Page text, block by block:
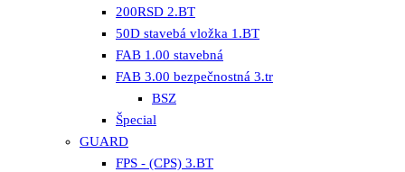
200RSD 2.BT
50D stavebá vložka 1.BT
FAB 1.00 stavebná
FAB 3.00 bezpečnostná 3.tr
BSZ
Špecial
GUARD
FPS - (CPS) 3.BT